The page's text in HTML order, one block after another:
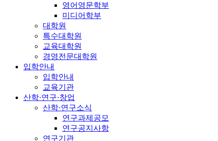
영어영문학부
미디어학부
대학원
특수대학원
교육대학원
경영전문대학원
입학안내
입학안내
교육기관
산학·연구·창업
산학·연구소식
연구과제공모
연구공지사항
연구기관